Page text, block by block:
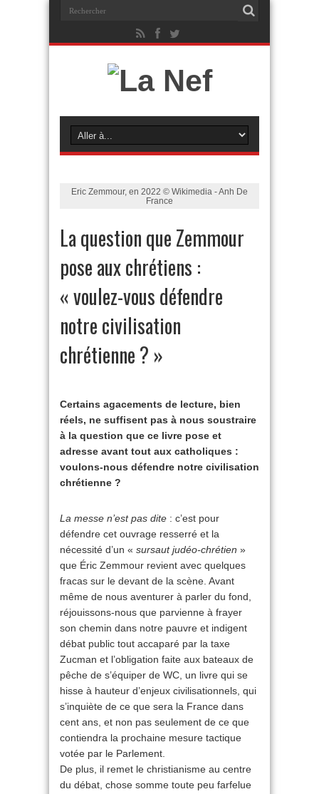
Eric Zemmour, en 2022 © Wikimedia - Anh De
France
La question que Zemmour
pose aux chrétiens :
« voulez-vous défendre
notre civilisation
chrétienne ? »
Certains agacements de lecture, bien
réels, ne suffisent pas à nous soustraire
à la question que ce livre pose et
adresse avant tout aux catholiques :
voulons-nous défendre notre civilisation
chrétienne ?
La messe n’est pas dite : c’est pour
défendre cet ouvrage resserré et la
nécessité d’un « sursaut judéo-chrétien »
que Éric Zemmour revient avec quelques
fracas sur le devant de la scène. Avant
même de nous aventurer à parler du fond,
réjouissons-nous que parvienne à frayer
son chemin dans notre pauvre et indigent
débat public tout accaparé par la taxe
Zucman et l’obligation faite aux bateaux de
pêche de s’équiper de WC, un livre qui se
hisse à hauteur d’enjeux civilisationnels, qui
s’inquiète de ce que sera la France dans
cent ans, et non pas seulement de ce que
contiendra la prochaine mesure tactique
votée par le Parlement.
De plus, il remet le christianisme au centre
du débat, chose somme toute peu farfelue